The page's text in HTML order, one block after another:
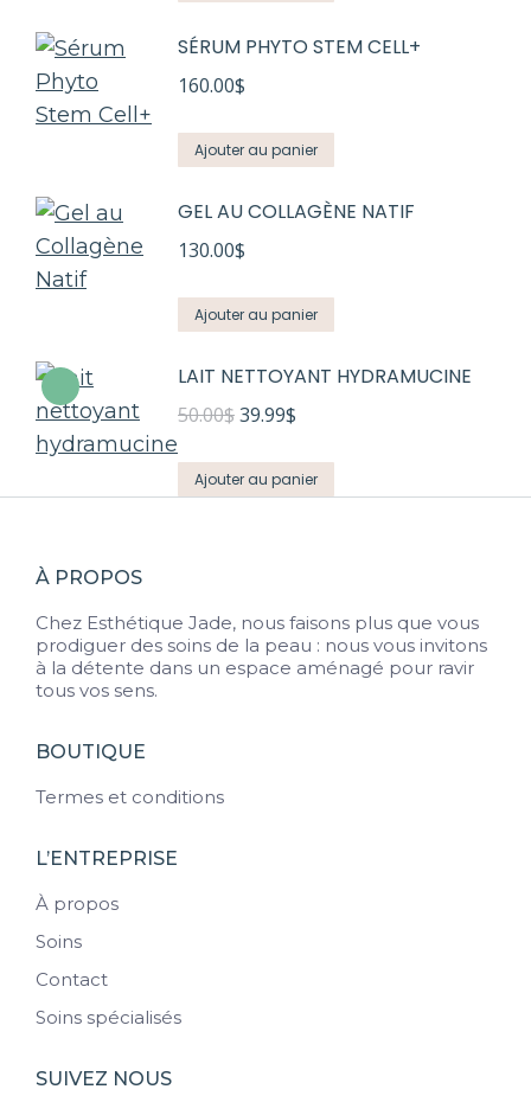
80.00$.62.00$.
SÉRUM PHYTO STEM CELL+
160.00$
Ajouter au panier
GEL AU COLLAGÈNE NATIF
130.00$
Ajouter au panier
LAIT NETTOYANT HYDRAMUCINE
50.00$Le
initial
39.99$
actuel
Ajouter au panier
À PROPOS
Chez Esthétique Jade, nous faisons plus que vous
prodiguer des soins de la peau : nous vous invitons
à la détente dans un espace aménagé pour ravir
tous vos sens.
BOUTIQUE
Termes et conditions
L’ENTREPRISE
À propos
Soins
Contact
Soins spécialisés
SUIVEZ NOUS